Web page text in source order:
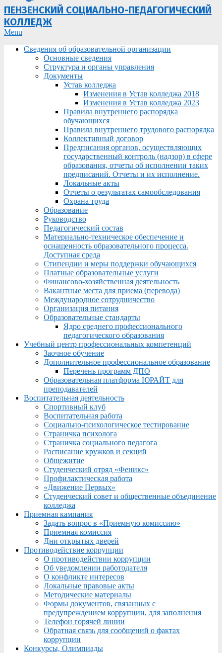
ПЕНЗЕНСКИЙ СОЦИАЛЬНО-ПЕДАГОГИЧЕСКИЙ
КОЛЛЕДЖ
Primary
Menu
Menu
Сведения об образовательной организации
Основные сведения
Структура и органы управления
Документы
Устав колледжа
Изменения в Устав колледжа 2018
Изменения в Устав колледжа 2023
Правила внутреннего распорядка
обучающихся
Правила внутреннего трудового распорядка
Коллективный договор
Предписания органов, осуществляющих
государственный контроль (надзор) в сфере
образования, отчеты об исполнении таких
предписаний. Отчеты и их исполнение.
Локальные акты
Отчеты о результатах самообследования
Охрана труда
Образование
Руководство
Педагогический состав
Материально-техническое обеспечение и
оснащенность образовательного процесса.
Доступная среда
Стипендии и меры поддержки обучающихся
Платные образовательные услуги
Финансово-хозяйственная деятельность
Вакантные места для приема (перевода)
Международное сотрудничество
Организация питания
Образовательные стандарты
Ядро среднего профессионального
педагогического образования
Учебный центр профессиональных компетенций
Заочное обучение
Дополнительное профессиональное образование
Перечень программ ДПО
Образовательная платформа ЮРАЙТ для
преподавателей
Воспитательная деятельность
Спортивный клуб
Воспитательная работа
Социально-психологическое тестирование
Страничка психолога
Страничка социального педагога
Расписание кружков и секций
Общежитие
Студенческий отряд «Феникс»
Профилактическая работа
«Движение Первых»
Студенческий совет и общественные объединение
колледжа
Приемная кампания
Задать вопрос в «Приемную комиссию»
Приемная комиссия
Дни открытых дверей
Противодействие коррупции
О противодействии коррупции
Об уведомлении работодателя
О конфликте интересов
Локальные правовые акты
Методические материалы
Формы документов, связанных с
предупреждением коррупции, для заполнения
Телефон горячей линии
Обратная связь для сообщений о фактах
коррупции
Конкурсы, Олимпиады